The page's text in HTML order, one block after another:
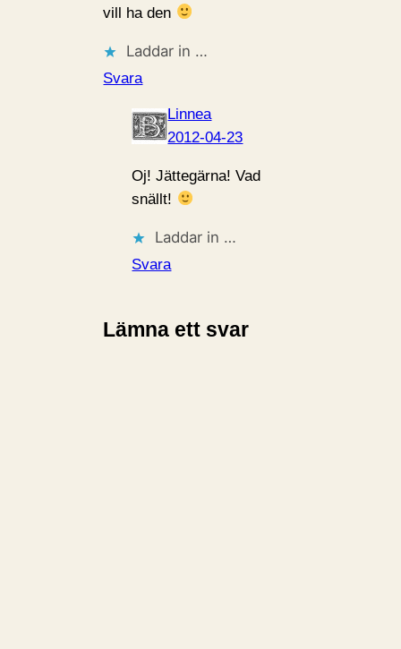
vill ha den
Laddar in …
Svara
Linnea
2012-04-23
Oj! Jättegärna! Vad
snällt!
Laddar in …
Svara
Lämna ett svar